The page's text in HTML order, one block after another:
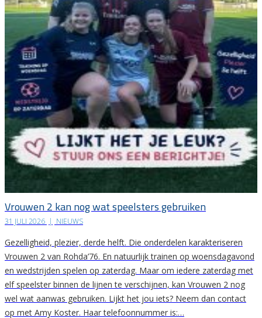
Vrouwen 2 kan nog wat speelsters gebruiken
31 JULI 2026 | NIEUWS
Gezelligheid, plezier, derde helft. Die onderdelen karakteriseren
Vrouwen 2 van Rohda’76. En natuurlijk trainen op woensdagavond
en wedstrijden spelen op zaterdag. Maar om iedere zaterdag met
elf speelster binnen de lijnen te verschijnen, kan Vrouwen 2 nog
wel wat aanwas gebruiken. Lijkt het jou iets? Neem dan contact
op met Amy Koster. Haar telefoonnummer is:…